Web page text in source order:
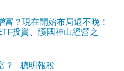
？現在開始布局還不晚！
投資、護國神山經營之
？ 聰明報稅